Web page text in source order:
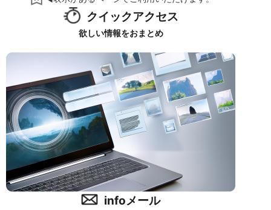
クイックアクセス
欲しい情報をおまとめ
infoメール